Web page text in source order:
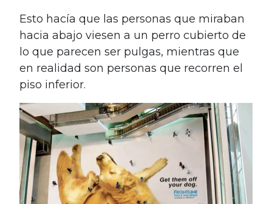
Esto hacía que las personas que miraban
hacia abajo viesen a un perro cubierto de
lo que parecen ser pulgas, mientras que
en realidad son personas que recorren el
piso inferior.